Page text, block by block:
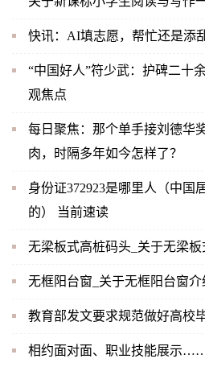
快讯：AI填志愿，帮忙还是添
“中国好人”符少武：护碑二十
观焦点
每日聚焦：那个单手接刘德华
肉，时隔多年如今怎样了？
身份证372923是哪里人（中国
的） 当前速读
无梁板式高桩码头_关于无梁
无框阳台窗_关于无框阳台窗介
教育部发文要求规范做好高校
相约面对面、职业技能展示……